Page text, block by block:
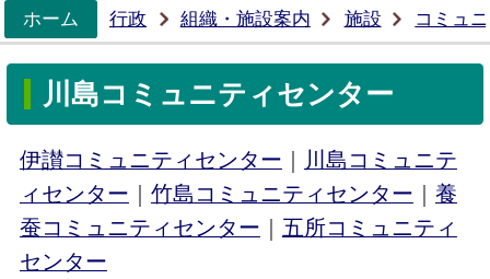
ホーム
行政 組織・施設案内 施設 コミュ
川島コミュニティセンター
伊讃コミュニティセンター
川島コミュニテ
ィセンター
竹島コミュニティセンター
養
蚕コミュニティセンター
五所コミュニティ
センター